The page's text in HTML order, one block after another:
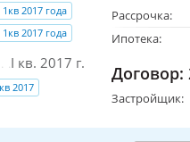
2017 года
2017 года
I кв. 2017 г.
2017
Рассрочка:
Ипотека:
Договор:
Застройщик: